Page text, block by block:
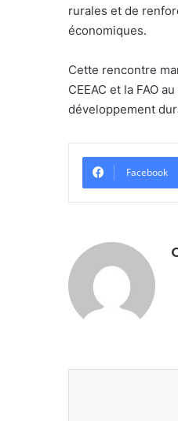
rurales et de
économiques.
Cette rencontre
CEEAC et la FAO
développement
Facebook